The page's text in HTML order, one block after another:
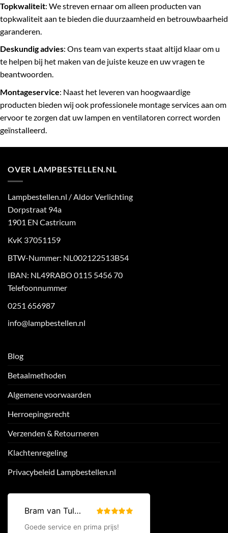
Topkwaliteit: We streven ernaar om alleen producten van
topkwaliteit aan te bieden die duurzaamheid en betrouwbaarheid
garanderen.
Deskundig advies: Ons team van experts staat altijd klaar om u
te helpen bij het maken van de juiste keuze en uw vragen te
beantwoorden.
Montageservice: Naast het leveren van hoogwaardige
producten bieden wij ook professionele montage services aan om
ervoor te zorgen dat uw lampen en ventilatoren correct worden
geïnstalleerd.
OVER LAMPBESTELLEN.NL
Lampbestellen.nl / Aldor Verlichting
Dorpstraat 94a
1901 EN Castricum
KvK 37051159
BTW-Nummer: NL002122513B54
IBAN: NL49RABO 0115 5456 70
Telefoonnummer
0251 656987
info@lampbestellen.nl
Blog
Betaalmethoden
Algemene voorwaarden
Herroepingsrecht
Verzenden & Retourneren
Klachtenregeling
Privacybeleid Lampbestellen.nl